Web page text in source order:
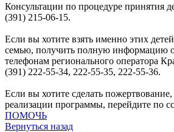
Консультации по процедуре принятия
(391) 215-06-15.
Если вы хотите взять именно этих
семью, получить полную информацию
телефонам регионального оператора
(391) 222-55-34, 222-55-35, 222-55-36.
Если вы хотите сделать
реализации программы, перейдите по
ПОМОЧЬ
Вернуться назад